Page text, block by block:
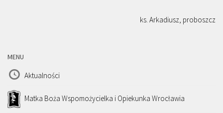
ks. Arkadiusz, proboszcz
MENU
Aktualności
Matka Boża Wspomożycielka i Opiekunka Wrocławia